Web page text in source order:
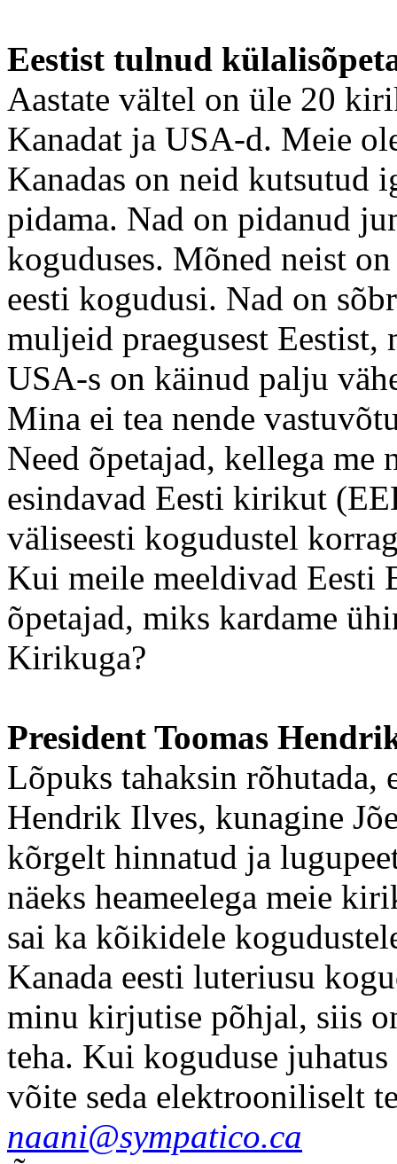
Eestist tulnud
Aastate vältel on üle 20
Kanadat ja USA-d. Meie
Kanadas on neid kutsutud
pidama. Nad on pidanud
koguduses. Mõned neist
eesti kogudusi. Nad on
muljeid praegusest
USA-s on käinud palju
Mina ei tea nende
Need õpetajad, kellega
esindavad Eesti kirikut
väliseesti kogudustel
Kui meile meeldivad Eesti
õpetajad, miks kardame
Kirikuga?
President Toomas
Lõpuks tahaksin rõhutada,
Hendrik Ilves, kunagine
kõrgelt hinnatud ja
näeks heameelega meie
sai ka kõikidele
Kanada eesti luteriusu
minu kirjutise põhjal, siis
teha. Kui koguduse
võite seda elektrooniliselt
naani@sympatico.ca